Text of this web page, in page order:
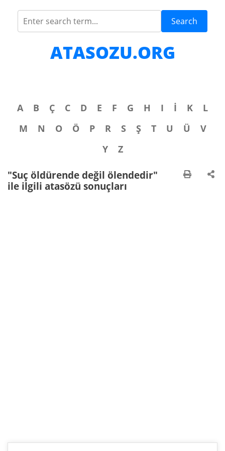
Search
ATASOZU.ORG
A B Ç C D E F G H I İ K
L
M
N O Ö P R S Ş T U Ü
V
Y
Z
"Suç öldürende değil ölendedir"
ile ilgili atasözü sonuçları